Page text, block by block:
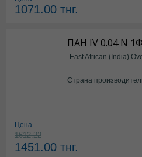
1071.00 тнг.
ПАН IV 0.04 N
-East African (India)
Страна
Цена
1612.22
1451.00 тнг.